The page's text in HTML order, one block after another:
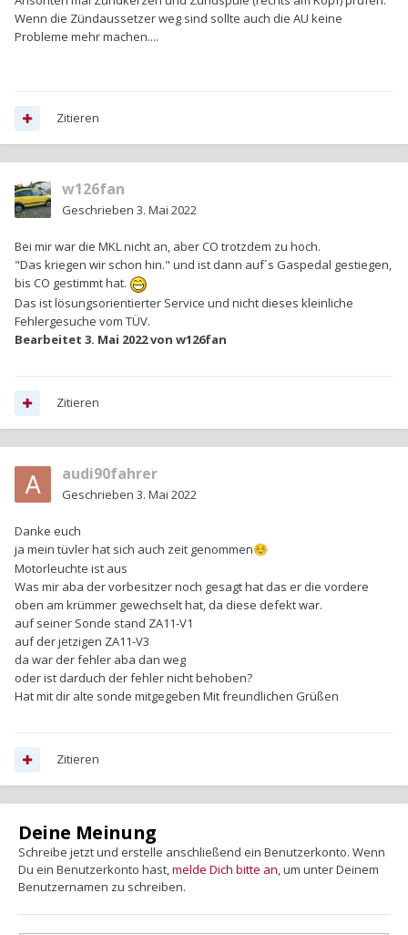
Wenn die Zündaussetzer weg sind sollte auch die AU keine
Probleme mehr machen....
Zitieren
w126fan
Geschrieben 3. Mai 2022
Bei mir war die MKL nicht an, aber CO trotzdem zu hoch.
"Das kriegen wir schon hin." und ist dann auf´s Gaspedal gestiegen,
bis CO gestimmt hat.
Das ist lösungsorientierter Service und nicht dieses kleinliche
Fehlergesuche vom TÜV.
Bearbeitet 3. Mai 2022von w126fan
Zitieren
audi90fahrer
Geschrieben 3. Mai 2022
Danke euch
ja mein tüvler hat sich auch zeit genommen☺️
Motorleuchte ist aus
Was mir aba der vorbesitzer noch gesagt hat das er die vordere
oben am krümmer gewechselt hat, da diese defekt war.
auf seiner Sonde stand ZA11-V1
auf der jetzigen ZA11-V3
da war der fehler aba dan weg
oder ist darduch der fehler nicht behoben?
Hat mit dir alte sonde mitgegeben Mit freundlichen Grüßen
Zitieren
Deine Meinung
Schreibe jetzt und erstelle anschließend ein Benutzerkonto. Wenn
Du ein Benutzerkonto hast,melde Dich bitte an, um unter Deinem
Benutzernamen zu schreiben.